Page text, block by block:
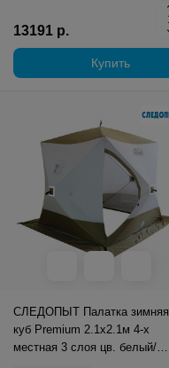
13191 р.
Купить
СЛЕДОПЫТ Палатка зимняя
куб Premium 2.1х2.1м 4-х
местная 3 слоя цв. белый/